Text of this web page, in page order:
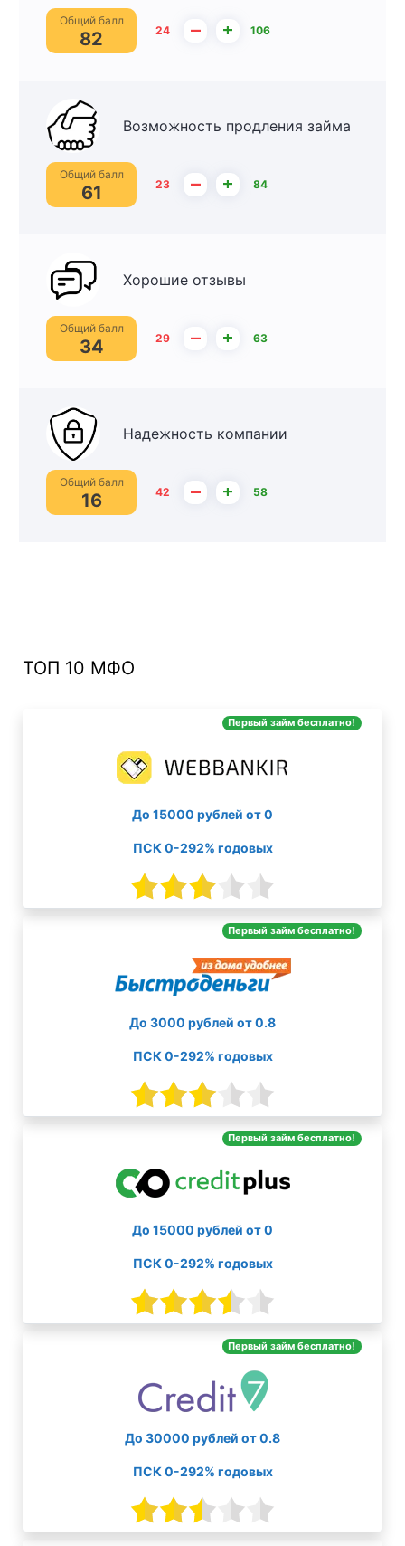
Общий балл
82 24 – + 106
Возможность продления займа
Общий балл
61 23 – + 84
Хорошие отзывы
Общий балл
34 29 – + 63
Надежность компании
Общий балл
16 42 – + 58
ТОП 10 МФО
Первый займ бесплатно!
До 15000 рублей от 0
ПСК 0-292% годовых
Первый займ бесплатно!
До 3000 рублей от 0.8
ПСК 0-292% годовых
Первый займ бесплатно!
До 15000 рублей от 0
ПСК 0-292% годовых
Первый займ бесплатно!
До 30000 рублей от 0.8
ПСК 0-292% годовых